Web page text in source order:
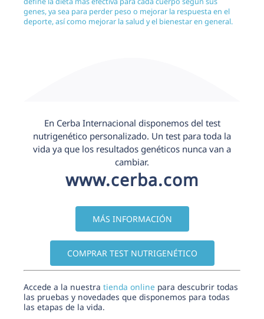
genes, ya sea para perder peso o mejorar la respuesta en el
deporte, así como mejorar la salud y el bienestar en general.
En Cerba Internacional disponemos del test
nutrigenético personalizado. Un test para toda la
vida ya que los resultados genéticos nunca van a
cambiar.
www.cerba.com
MÁS INFORMACIÓN
COMPRAR TEST NUTRIGENÉTICO
Accede a la nuestra tienda online para descubrir todas
las pruebas y novedades que disponemos para todas
las etapas de la vida.